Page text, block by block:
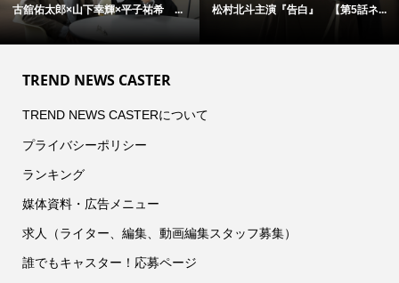
古舘佑太郎×山下幸輝×平子祐希 ... 松村北斗主演『告白』 【第5話ネ...
TREND NEWS CASTER
TREND NEWS CASTERについて
プライバシーポリシー
ランキング
媒体資料・広告メニュー
求人（ライター、編集、動画編集スタッフ募集）
誰でもキャスター！応募ページ